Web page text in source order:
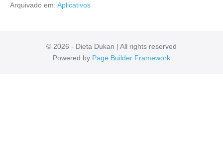
Billion
Tudo
Aqui!
Arquivado em: Aplicativos
© 2026 - Dieta Dukan | All rights reserved
Powered by Page Builder Framework